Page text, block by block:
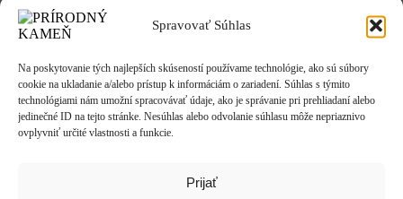
Spravovať Súhlas
Na poskytovanie tých najlepších skúseností používame technológie, ako sú súbory
cookie na ukladanie a/alebo prístup k informáciám o zariadení. Súhlas s týmito
technológiami nám umožní spracovávať údaje, ako je správanie pri prehliadaní alebo
jedinečné ID na tejto stránke. Nesúhlas alebo odvolanie súhlasu môže nepriaznivo
ovplyvniť určité vlastnosti a funkcie.
Prijať
Studne / fontány
Reliéfy
Rôzne
Sochy
Anjeli & Sv. sochy